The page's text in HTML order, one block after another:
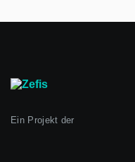
Ein Projekt der